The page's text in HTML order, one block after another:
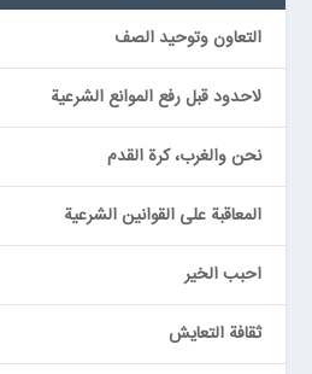
التعاون وتوحيد الصف
لاحدود قبل رفع الموانع الشرعية
نحن والغرب، كرة القدم
المعاقبة على القوانين الشرعية
احبب الخير
ثقافة التعايش